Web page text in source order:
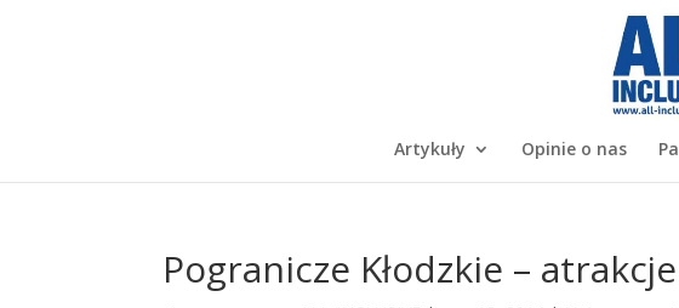
Artykuły Opinie o nas
Pogranicze Kłodzkie –